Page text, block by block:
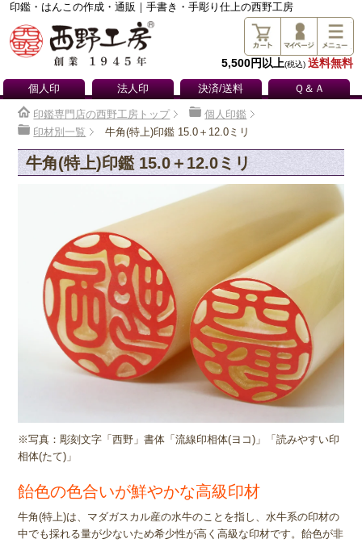
印鑑・はんこの作成・通販｜手書き・手彫り仕上の西野工房
5,500円以上(税込) 送料無料
個人印 法人印 決済/送料 Ｑ＆Ａ
印鑑専門店の西野工房トップ
個人印鑑
印材別一覧
牛角(特上)印鑑 15.0＋12.0ミリ
牛角(特上)印鑑 15.0＋12.0ミリ
※写真：彫刻文字「西野」書体「流線印相体(ヨコ)」「読みやすい印
相体(たて)」
飴色の色合いが鮮やかな高級印材
牛角(特上)は、マダガスカル産の水牛のことを指し、水牛系の印材の
中でも採れる量が少ないため希少性が高く高級な印材です。飴色が非